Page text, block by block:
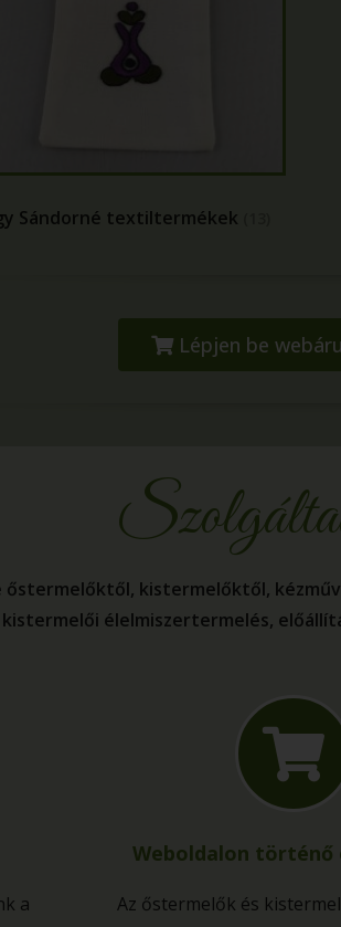
Sándorné textiltermékek
Lépjen be
őstermelőktől, kistermelőktől,
kistermelői élelmiszertermelés,
a
Weboldalon
Az őstermelők és